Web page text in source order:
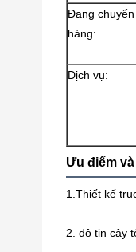
Đang chuyển
hàng:
Dịch vụ:
Ưu điểm
1.Thiết kế
2. độ tin cậy